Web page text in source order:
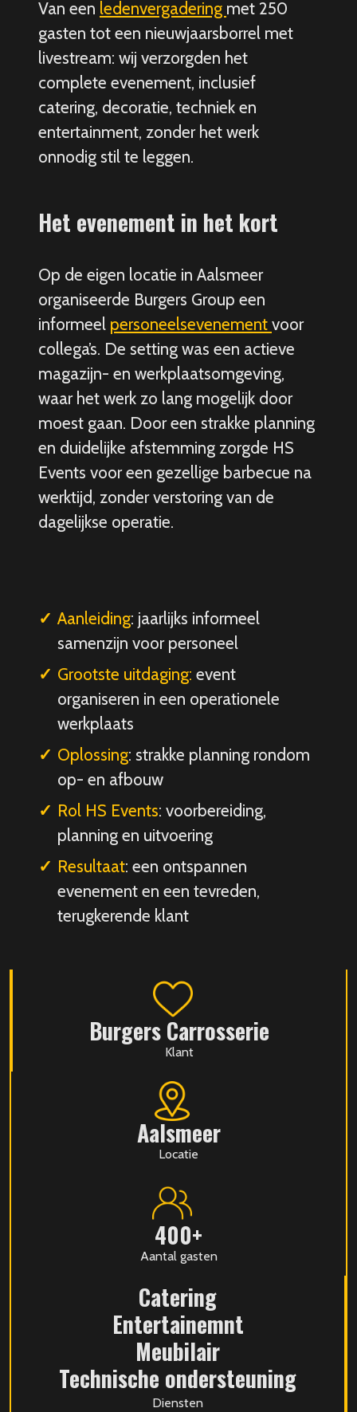
Van een ledenvergadering met 250
gasten tot een nieuwjaarsborrel met
livestream: wij verzorgden het
complete evenement, inclusief
catering, decoratie, techniek en
entertainment, zonder het werk
onnodig stil te leggen.
Het evenement in het kort
Op de eigen locatie in Aalsmeer
organiseerde Burgers Group een
informeel personeelsevenement voor
collega’s. De setting was een actieve
magazijn- en werkplaatsomgeving,
waar het werk zo lang mogelijk door
moest gaan. Door een strakke planning
en duidelijke afstemming zorgde HS
Events voor een gezellige barbecue na
werktijd, zonder verstoring van de
dagelijkse operatie.
Aanleiding: jaarlijks informeel
samenzijn voor personeel
Grootste uitdaging: event
organiseren in een operationele
werkplaats
Oplossing: strakke planning rondom
op- en afbouw
Rol HS Events: voorbereiding,
planning en uitvoering
Resultaat: een ontspannen
evenement en een tevreden,
terugkerende klant
Burgers Carrosserie
Klant
Aalsmeer
Locatie
400+
Aantal gasten
Catering
Entertainemnt
Meubilair
Technische ondersteuning
Diensten